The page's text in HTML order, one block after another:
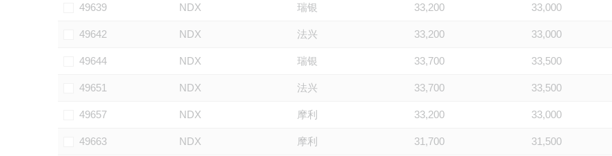
49639 NDX 瑞银 33,200 33,000
49642 NDX 法兴 33,200 33,000
49644 NDX 瑞银 33,700 33,500
49651 NDX 法兴 33,700 33,500
49657 NDX 摩利 33,200 33,000
49663 NDX 摩利 31,700 31,500